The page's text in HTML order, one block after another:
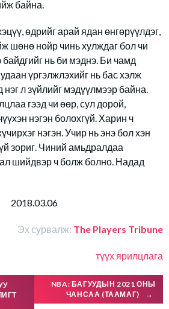
байна.
өдрийг арай ядан өнгөрүүлдэг,
шөнө нойр чинь хулждаг бол чи
нь би мэднэ. Би чамд
үргэлжлэхийг нь бас хэлж
нэг л зүйлийг мэдүүлмээр байна.
гээд чи өөр, сул дорой,
нэгэн болохгүй. Харин ч
нэгэн. Учир нь энэ бол хэн
зориг. Чиний амьдралдаа
шийдвэр ч болж болно. Надад
2018.03.06
Эх сурвалж: The Players Tribune
түүх ярилцлага
NBA: БАГУУДЫН 2021 ОНЫ
ЧАНСАА (ТААМАГ)
→